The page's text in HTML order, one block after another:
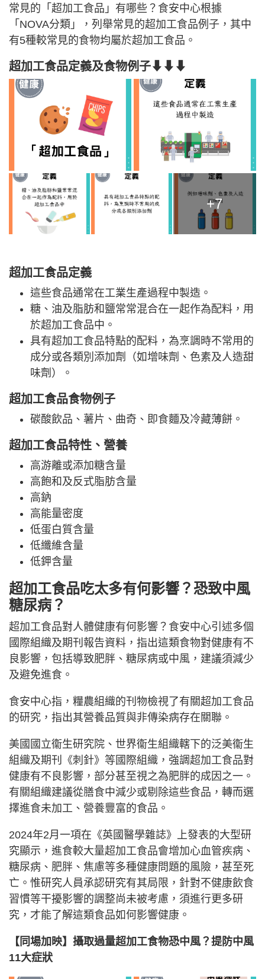
常見的「超加工食品」有哪些？食安中心根據
「NOVA分類」，列舉常見的超加工食品例子，其中
有5種較常見的食物均屬於超加工食品。
超加工食品定義及食物例子⬇⬇⬇
+7
超加工食品定義
這些食品通常在工業生產過程中製造。
糖、油及脂肪和鹽常常混合在一起作為配料，用
於超加工食品中。
具有超加工食品特點的配料，為烹調時不常用的
成分或各類別添加劑（如增味劑、色素及人造甜
味劑）。
超加工食品食物例子
碳酸飲品、薯片、曲奇、即食麵及冷藏薄餅。
超加工食品特性 、 營養
高游離或添加糖含量
高飽和及反式脂肪含量
高鈉
高能量密度
低蛋白質含量
低纖維含量
低鉀含量
超加工食品吃太多有何影響？恐致中風
糖尿病？
超加工食品對人體健康有何影響？食安中心引述多個
國際組織及期刊報告資料，指出這類食物對健康有不
良影響，包括導致肥胖、糖尿病或中風，建議須減少
及避免進食。
食安中心指，糧農組織的刊物檢視了有關超加工食品
的研究，指出其營養品質與非傳染病存在關聯。
美國國立衞生研究院、世界衞生組織轄下的泛美衞生
組織及期刊《刺針》等國際組織，強調超加工食品對
健康有不良影響，部分甚至視之為肥胖的成因之一。
有關組織建議從膳食中減少或剔除這些食品，轉而選
擇進食未加工、營養豐富的食品。
2024年2月一項在《英國醫學雜誌》上發表的大型研
究顯示，進食較大量超加工食品會增加心血管疾病、
糖尿病、肥胖、焦慮等多種健康問題的風險，甚至死
亡。惟研究人員承認研究有其局限，針對不健康飲食
習慣等干擾影響的調整尚未被考慮，須進行更多研
究，才能了解這類食品如何影響健康。
【同場加映】攝取過量超加工食物恐中風？提防中風
11大症狀